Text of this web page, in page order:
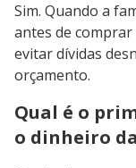
Sim. Quando a
antes de
evitar dívidas
orçamento.
Qual é o
o dinheiro